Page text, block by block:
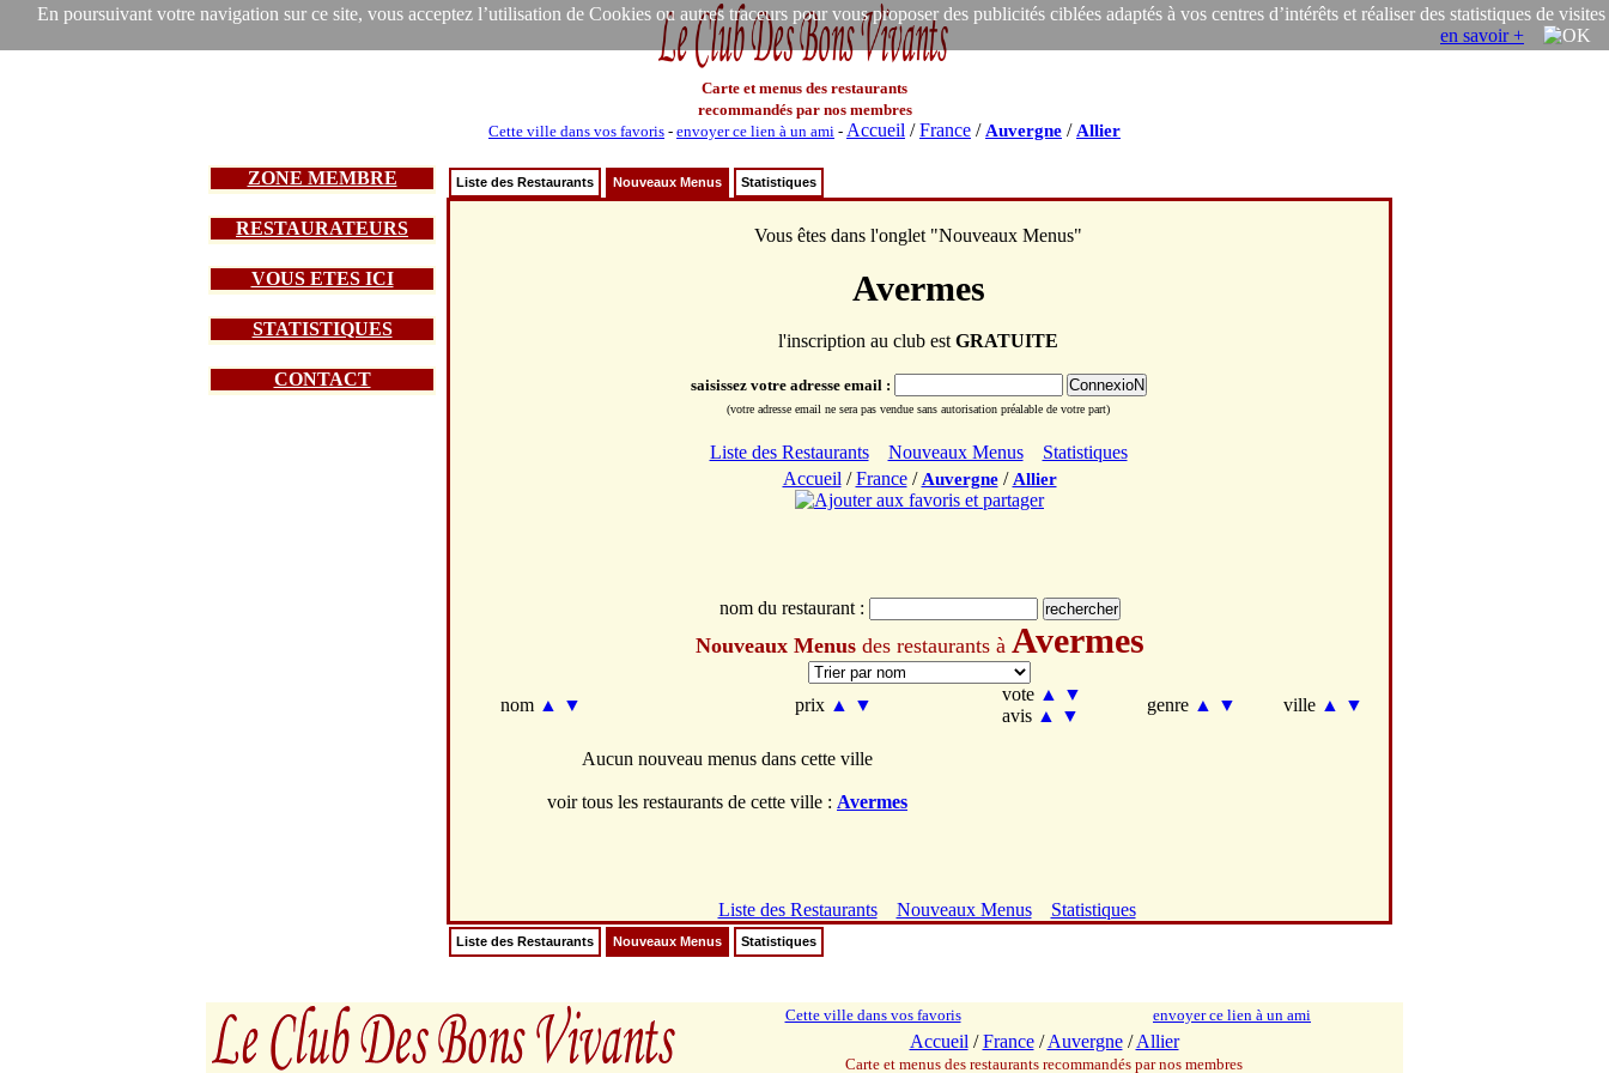
En poursuivant votre navigation sur ce site, vous acceptez l’utilisation de Cookies ou autres traceurs pour vous proposer des publicités ciblées adaptés à vos centres d’intérêts et réaliser des statistiques de visites
en savoir +
Carte et menus des restaurants
recommandés par nos membres
Cette ville dans vos favoris - envoyer ce lien à un ami - Accueil /France / Auvergne / Allier
ZONE MEMBRE
RESTAURATEURS
VOUS ETES ICI
STATISTIQUES
CONTACT
Liste des Restaurants Nouveaux Menus Statistiques
Vous êtes dans l'onglet "Nouveaux Menus"
Avermes
l'inscription au club est GRATUITE
saisissez votre adresse email :
(votre adresse email ne sera pas vendue sans autorisation préalable de votre part)
Liste des Restaurants Nouveaux Menus
Statistiques
Accueil /France/ Auvergne/ Allier
nom du restaurant :
Nouveaux Menusdes restaurants à Avermes
nom ▲ ▼ prix ▲ ▼
vote ▲
▼
avis ▲ ▼
genre ▲ ▼ ville ▲ ▼
Aucun nouveau menus dans cette ville
voir tous les restaurants de cette ville : Avermes
Liste des Restaurants Nouveaux Menus Statistiques
Liste des Restaurants Nouveaux Menus Statistiques
Cette ville dans vos favoris envoyer ce lien à un ami
Accueil /France/Auvergne/Allier
Carte et menus des restaurants recommandés par nos membres